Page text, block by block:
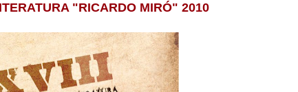
"RICARDO MIRÓ" 2010